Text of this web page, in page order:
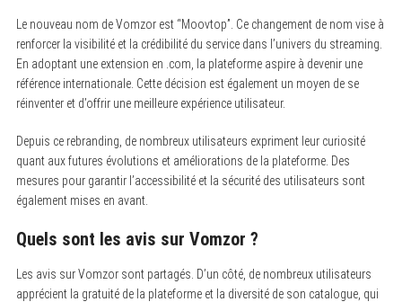
Le nouveau nom de Vomzor est “Moovtop”. Ce changement de nom vise à
renforcer la visibilité et la crédibilité du service dans l’univers du streaming.
En adoptant une extension en .com, la plateforme aspire à devenir une
référence internationale. Cette décision est également un moyen de se
réinventer et d’offrir une meilleure expérience utilisateur.
Depuis ce rebranding, de nombreux utilisateurs expriment leur curiosité
quant aux futures évolutions et améliorations de la plateforme. Des
mesures pour garantir l’accessibilité et la sécurité des utilisateurs sont
également mises en avant.
Quels sont les avis sur Vomzor ?
Les avis sur Vomzor sont partagés. D’un côté, de nombreux utilisateurs
apprécient la gratuité de la plateforme et la diversité de son catalogue, qui